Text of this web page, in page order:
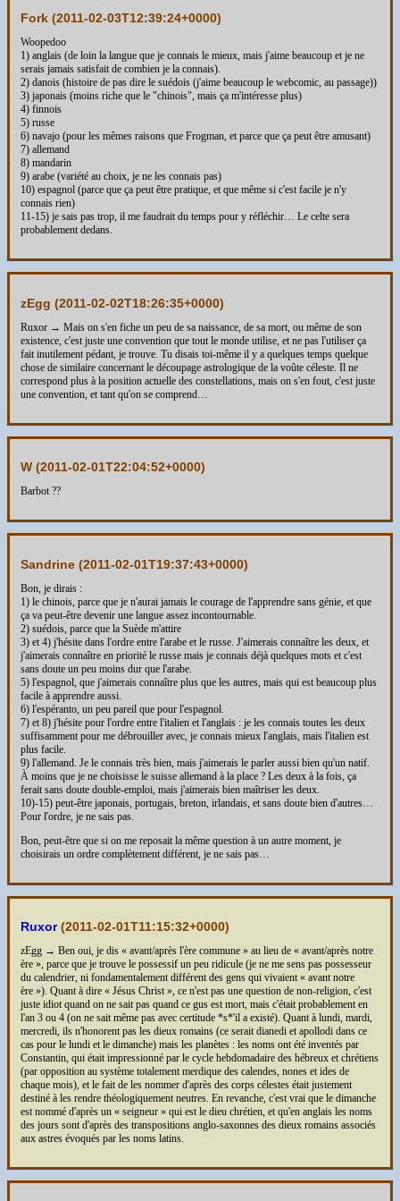
Fork (2011-02-03T12:39:24+0000)
Woopedoo
1) anglais (de loin la langue que je connais le mieux, mais j'aime beaucoup et je ne
serais jamais satisfait de combien je la connais).
2) danois (histoire de pas dire le suédois (j'aime beaucoup le webcomic, au passage))
3) japonais (moins riche que le "chinois", mais ça m'intéresse plus)
4) finnois
5) russe
6) navajo (pour les mêmes raisons que Frogman, et parce que ça peut être amusant)
7) allemand
8) mandarin
9) arabe (variété au choix, je ne les connais pas)
10) espagnol (parce que ça peut être pratique, et que même si c'est facile je n'y
connais rien)
11-15) je sais pas trop, il me faudrait du temps pour y réfléchir… Le celte sera
probablement dedans.
zEgg (2011-02-02T18:26:35+0000)
Ruxor → Mais on s'en fiche un peu de sa naissance, de sa mort, ou même de son
existence, c'est juste une convention que tout le monde utilise, et ne pas l'utiliser ça
fait inutilement pédant, je trouve. Tu disais toi-même il y a quelques temps quelque
chose de similaire concernant le découpage astrologique de la voûte céleste. Il ne
correspond plus à la position actuelle des constellations, mais on s'en fout, c'est juste
une convention, et tant qu'on se comprend…
W (2011-02-01T22:04:52+0000)
Barbot ??
Sandrine (2011-02-01T19:37:43+0000)
Bon, je dirais :
1) le chinois, parce que je n'aurai jamais le courage de l'apprendre sans génie, et que
ça va peut-être devenir une langue assez incontournable.
2) suédois, parce que la Suède m'attire
3) et 4) j'hésite dans l'ordre entre l'arabe et le russe. J'aimerais connaître les deux, et
j'aimerais connaître en priorité le russe mais je connais déjà quelques mots et c'est
sans doute un peu moins dur que l'arabe.
5) l'espagnol, que j'aimerais connaître plus que les autres, mais qui est beaucoup plus
facile à apprendre aussi.
6) l'espéranto, un peu pareil que pour l'espagnol.
7) et 8) j'hésite pour l'ordre entre l'italien et l'anglais : je les connais toutes les deux
suffisamment pour me débrouiller avec, je connais mieux l'anglais, mais l'italien est
plus facile.
9) l'allemand. Je le connais très bien, mais j'aimerais le parler aussi bien qu'un natif.
À moins que je ne choisisse le suisse allemand à la place ? Les deux à la fois, ça
ferait sans doute double-emploi, mais j'aimerais bien maîtriser les deux.
10)-15) peut-être japonais, portugais, breton, irlandais, et sans doute bien d'autres…
Pour l'ordre, je ne sais pas.
Bon, peut-être que si on me reposait la même question à un autre moment, je
choisirais un ordre complètement différent, je ne sais pas…
Ruxor(2011-02-01T11:15:32+0000)
zEgg → Ben oui, je dis « avant/après l'ère commune » au lieu de « avant/après notre
ère », parce que je trouve le possessif un peu ridicule (je ne me sens pas possesseur
du calendrier, ni fondamentalement différent des gens qui vivaient « avant notre
ère »). Quant à dire « Jésus Christ », ce n'est pas une question de non-religion, c'est
juste idiot quand on ne sait pas quand ce gus est mort, mais c'était probablement en
l'an 3 ou 4 (on ne sait même pas avec certitude *s*'il a existé). Quant à lundi, mardi,
mercredi, ils n'honorent pas les dieux romains (ce serait dianedi et apollodi dans ce
cas pour le lundi et le dimanche) mais les planètes : les noms ont été inventés par
Constantin, qui était impressionné par le cycle hebdomadaire des hébreux et chrétiens
(par opposition au système totalement merdique des calendes, nones et ides de
chaque mois), et le fait de les nommer d'après des corps célestes était justement
destiné à les rendre théologiquement neutres. En revanche, c'est vrai que le dimanche
est nommé d'après un « seigneur » qui est le dieu chrétien, et qu'en anglais les noms
des jours sont d'après des transpositions anglo-saxonnes des dieux romains associés
aux astres évoqués par les noms latins.